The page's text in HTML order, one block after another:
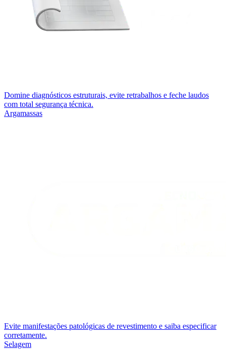
Domine diagnósticos estruturais, evite retrabalhos e feche laudos
com total segurança técnica.
Argamassas
Evite manifestações patológicas de revestimento e saiba especificar
corretamente.
Selagem